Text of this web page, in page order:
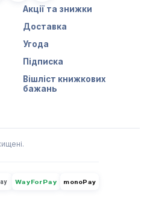
Акції та знижки
Доставка
Угода
Підписка
Вішліст книжкових
бажань
WayForPay monoPay